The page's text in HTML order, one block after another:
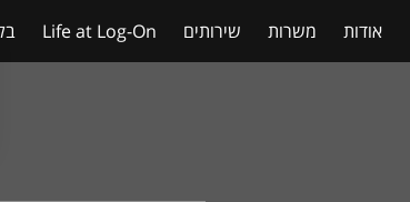
אודות משרות שירותים Life at Log-On